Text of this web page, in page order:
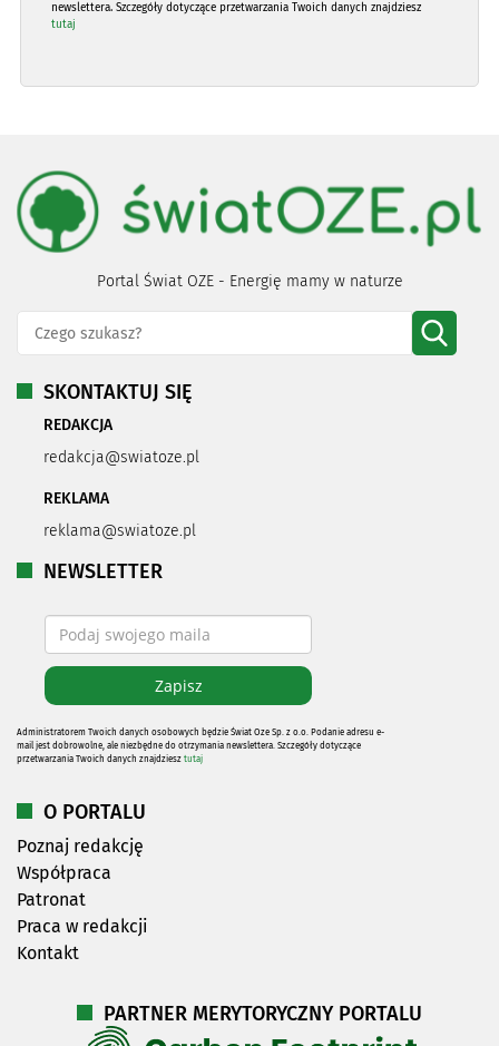
newslettera. Szczegóły dotyczące przetwarzania Twoich danych znajdziesz
tutaj
Portal Świat OZE - Energię mamy w naturze
SKONTAKTUJ SIĘ
REDAKCJA
redakcja@swiatoze.pl
REKLAMA
reklama@swiatoze.pl
NEWSLETTER
Administratorem Twoich danych osobowych będzie Świat Oze Sp. z o.o. Podanie adresu e-
mail jest dobrowolne, ale niezbędne do otrzymania newslettera. Szczegóły dotyczące
przetwarzania Twoich danych znajdziesz tutaj
O PORTALU
Poznaj redakcję
Współpraca
Patronat
Praca w redakcji
Kontakt
PARTNER MERYTORYCZNY PORTALU